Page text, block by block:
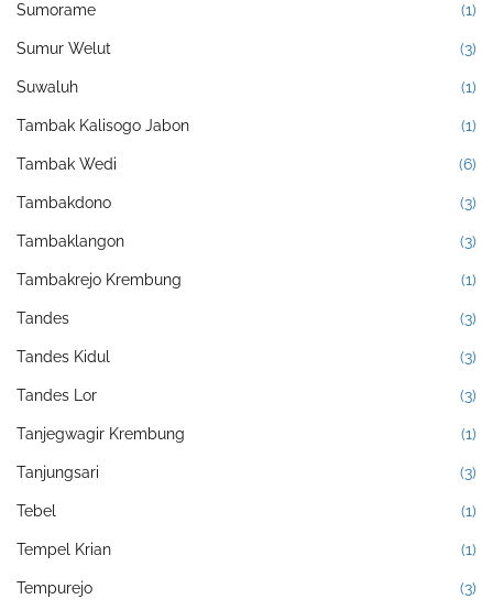
Sumorame (1)
Sumur Welut (3)
Suwaluh (1)
Tambak Kalisogo Jabon (1)
Tambak Wedi (6)
Tambakdono (3)
Tambaklangon (3)
Tambakrejo Krembung (1)
Tandes (3)
Tandes Kidul (3)
Tandes Lor (3)
Tanjegwagir Krembung (1)
Tanjungsari (3)
Tebel (1)
Tempel Krian (1)
Tempurejo (3)